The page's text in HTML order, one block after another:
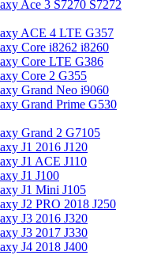
Ace 3 S7270 S7272
ACE 4 LTE G357
Core i8262 i8260
Core LTE G386
Core 2 G355
Grand Neo i9060
Grand Prime G530
Grand 2 G7105
J1 2016 J120
J1 ACE J110
J1 J100
J1 Mini J105
J2 PRO 2018 J250
J3 2016 J320
J3 2017 J330
J4 2018 J400